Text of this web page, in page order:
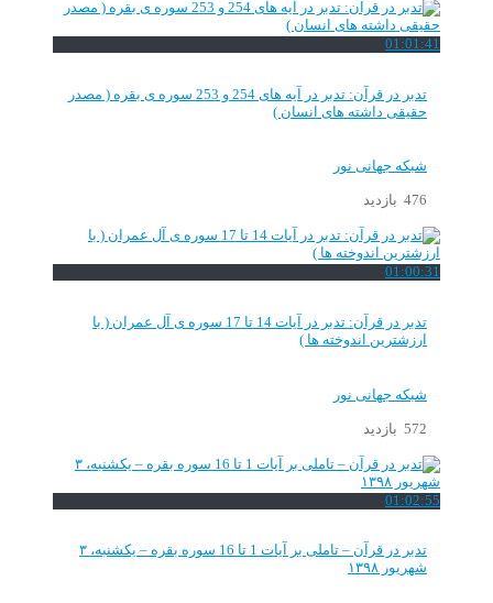
01:01:41
تدبر در قرآن: تدبر در آیه های 254 و 253 سوره ی بقره ( مصدر
حقیقی داشته های انسان )
شبکه جهانی نور
476 بازدید
01:00:31
تدبر در قرآن: تدبر در آیات 14 تا 17 سوره ی آل عمران ( با
ارزشترین اندوخته ها )
شبکه جهانی نور
572 بازدید
01:02:55
تدبر در قرآن – تاملی بر آیات 1 تا 16 سوره بقره – یکشنبه، ۳
شهریور ۱۳۹۸